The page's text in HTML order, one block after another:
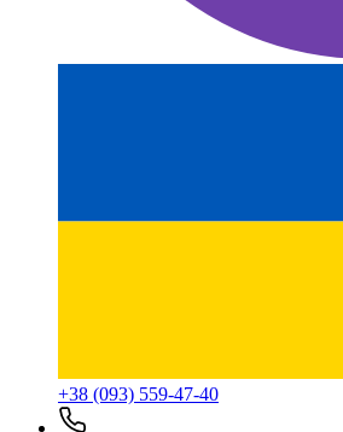
+38 (093) 559-47-40